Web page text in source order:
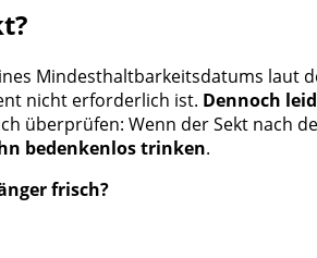
Mindesthaltbarkeitsdatums laut
nicht erforderlich ist. Dennoch
überprüfen: Wenn der Sekt nach
bedenkenlos trinken.
frisch?